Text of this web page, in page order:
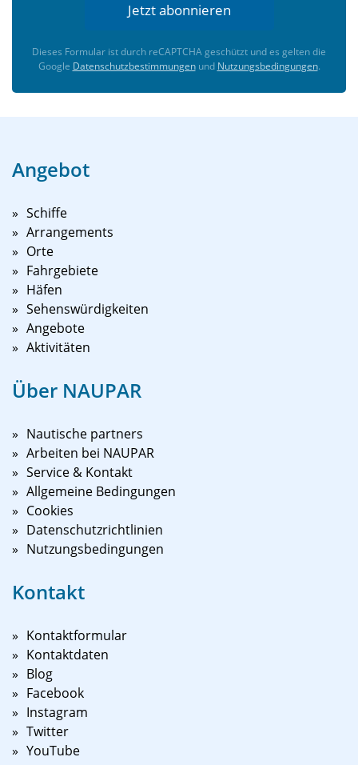
Jetzt abonnieren
Dieses Formular ist durch reCAPTCHA geschützt und es gelten die
Google Datenschutzbestimmungenund Nutzungsbedingungen.
Angebot
Schiffe
Arrangements
Orte
Fahrgebiete
Häfen
Sehenswürdigkeiten
Angebote
Aktivitäten
Über NAUPAR
Nautische partners
Arbeiten bei NAUPAR
Service & Kontakt
Allgemeine Bedingungen
Cookies
Datenschutzrichtlinien
Nutzungsbedingungen
Kontakt
Kontaktformular
Kontaktdaten
Blog
Facebook
Instagram
Twitter
YouTube